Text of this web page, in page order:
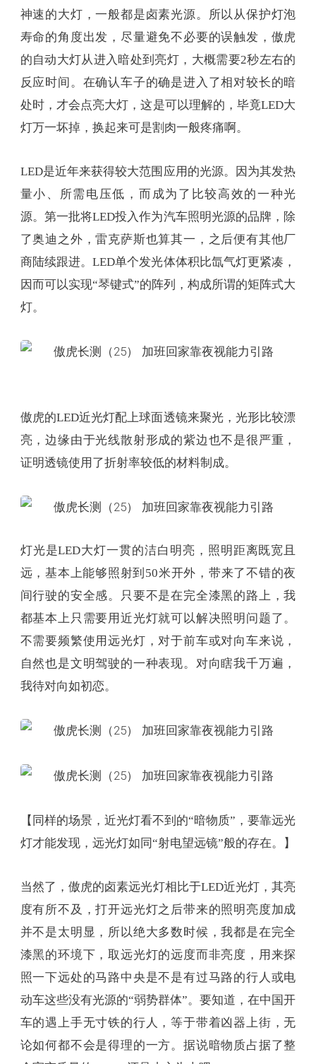
神速的大灯，一般都是卤素光源。所以从保护灯泡
寿命的角度出发，尽量避免不必要的误触发，傲虎
的自动大灯从进入暗处到亮灯，大概需要2秒左右的
反应时间。在确认车子的确是进入了相对较长的暗
处时，才会点亮大灯，这是可以理解的，毕竟LED大
灯万一坏掉，换起来可是割肉一般疼痛啊。
LED是近年来获得较大范围应用的光源。因为其发热
量小、所需电压低，而成为了比较高效的一种光
源。第一批将LED投入作为汽车照明光源的品牌，除
了奥迪之外，雷克萨斯也算其一，之后便有其他厂
商陆续跟进。LED单个发光体体积比氙气灯更紧凑，
因而可以实现“琴键式”的阵列，构成所谓的矩阵式大
灯。
傲虎的LED近光灯配上球面透镜来聚光，光形比较漂
亮，边缘由于光线散射形成的紫边也不是很严重，
证明透镜使用了折射率较低的材料制成。
灯光是LED大灯一贯的洁白明亮，照明距离既宽且
远，基本上能够照射到50米开外，带来了不错的夜
间行驶的安全感。只要不是在完全漆黑的路上，我
都基本上只需要用近光灯就可以解决照明问题了。
不需要频繁使用远光灯，对于前车或对向车来说，
自然也是文明驾驶的一种表现。对向瞎我千万遍，
我待对向如初恋。
【同样的场景，近光灯看不到的“暗物质”，要靠远光
灯才能发现，远光灯如同“射电望远镜”般的存在。】
当然了，傲虎的卤素远光灯相比于LED近光灯，其亮
度有所不及，打开远光灯之后带来的照明亮度加成
并不是太明显，所以绝大多数时候，我都是在完全
漆黑的环境下，取远光灯的远度而非亮度，用来探
照一下远处的马路中央是不是有过马路的行人或电
动车这些没有光源的“弱势群体”。要知道，在中国开
车的遇上手无寸铁的行人，等于带着凶器上街，无
论如何都不会是得理的一方。据说暗物质占据了整